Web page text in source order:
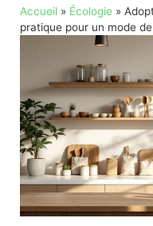
Accueil » Écologie »
pratique pour un mode